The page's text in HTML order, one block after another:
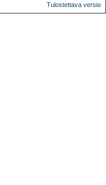
Tulostettava versio